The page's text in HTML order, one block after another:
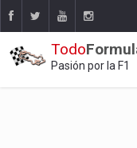
Todo
Pasión por la F1